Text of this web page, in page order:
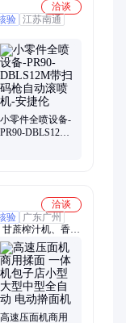
洽谈
验 江苏南通
小零件全喷设备-
PR90-DBLS12M
洽谈
验
广东广州
蔗榨汁机、香薰
洗地机、商用豆
海纹石手链、落
仪、冷却塔水
高速压面机商用